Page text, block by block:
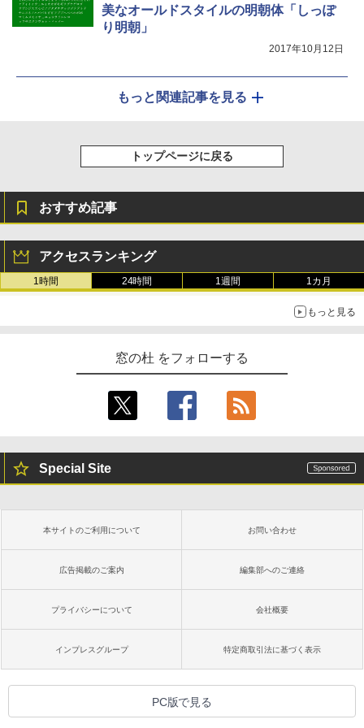
美なオールドスタイルの明朝体「しっぽ
り明朝」
2017年10月12日
もっと関連記事を見る
トップページに戻る
おすすめ記事
アクセスランキング
1時間 24時間 1週間 1カ月
もっと見る
窓の杜 をフォローする
Special Site
本サイトのご利用について お問い合わせ
広告掲載のご案内 編集部へのご連絡
プライバシーについて 会社概要
インプレスグループ 特定商取引法に基づく表示
PC版で見る